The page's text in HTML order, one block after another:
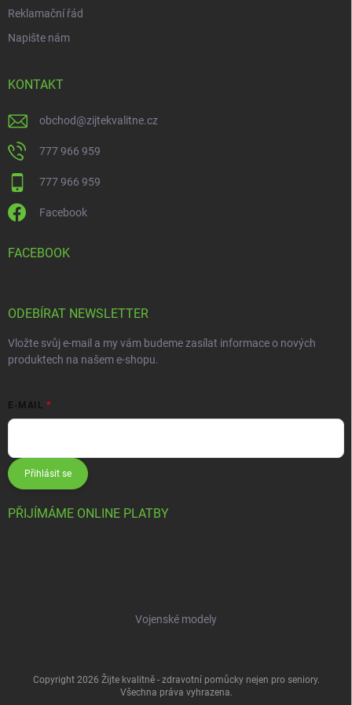
Reklamační řád
Napište nám
KONTAKT
obchod@zijtekvalitne.cz
777 966 959
777 966 959
Facebook
FACEBOOK
ODEBÍRAT NEWSLETTER
Vložte svůj e-mail a my vám budeme zasílat informace o nových
produktech na našem e-shopu.
E-MAIL
Přihlásit se
PŘIJÍMÁME ONLINE PLATBY
Vojenské modely
Copyright 2026 Žijte kvalitně - zdravotní pomůcky nejen pro seniory.
Všechna práva vyhrazena.